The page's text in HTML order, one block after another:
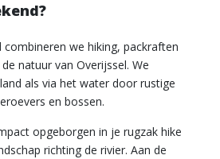
combineren we hiking, packraften
natuur van Overijssel. We
als via het water door rustige
en bossen.
opgeborgen in je rugzak hike
richting de rivier. Aan de